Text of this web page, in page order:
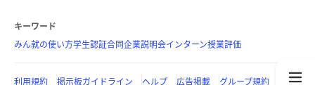
キーワード
みん就の使い方学生認証合同企業説明会インターン授業評価
利用規約 掲示板ガイドライン ヘルプ 広告掲載 グループ規約